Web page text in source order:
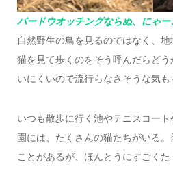
バードウオッチングならぬ、にゃー
自然野生の鳥を見るのではなく、
猫を見て歩くのをそう呼んだらど
いにくいので流行らなさそうな気も
いつも散歩に行く池やテニスコー
園には、たくさんの猫たちがいる
ことがあるが、ほんとうにすごくた